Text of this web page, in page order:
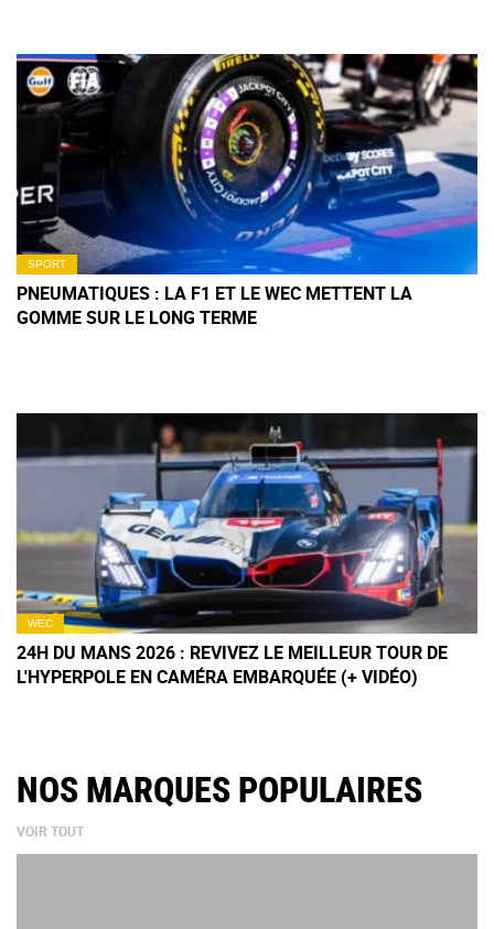
SPORT
PNEUMATIQUES : LA F1 ET LE WEC METTENT LA
GOMME SUR LE LONG TERME
WEC
24H DU MANS 2026 : REVIVEZ LE MEILLEUR TOUR DE
L'HYPERPOLE EN CAMÉRA EMBARQUÉE (+ VIDÉO)
NOS MARQUES POPULAIRES
VOIR TOUT